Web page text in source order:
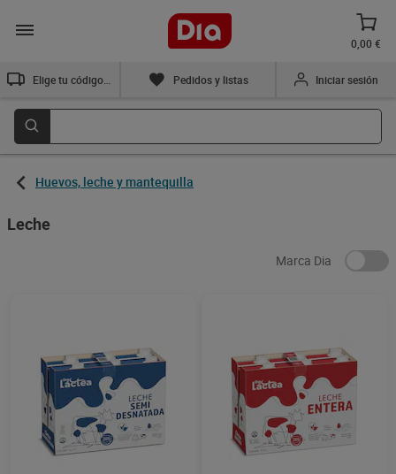
0,00 €
Pedidos y listas Iniciar sesión
Huevos, leche y mantequilla
Leche
Marca Dia